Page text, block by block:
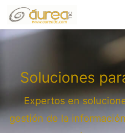
Soluciones
Expertos en
gestión de la